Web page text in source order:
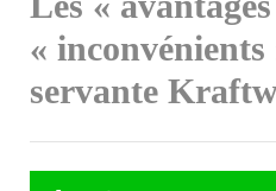
« inconvénients
servante